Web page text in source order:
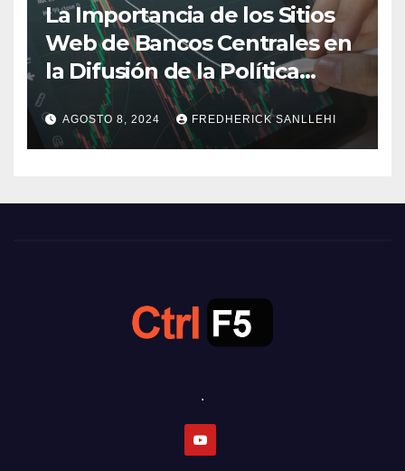
La Importancia de los Sitios
Web de Bancos Centrales en
la Difusión de la Política
Monetaria
AGOSTO 8, 2024 FREDHERICK SANLLEHI
.